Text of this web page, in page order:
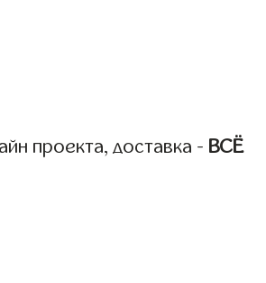
проекта, доставка - ВСЁ